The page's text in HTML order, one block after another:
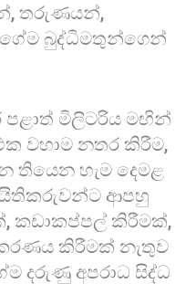
තරුණයන්,
බුද්ධිමතුන්ගෙන්
මිලිටරිය මඟින්
වහාම නතර කිරීම,
තියෙන හැම දෙමළ
ආපහු
කඩාකප්පල් කිරීමක්,
කිරීමක් නැතුව
දරුණු අපරාධ සිද්ධ